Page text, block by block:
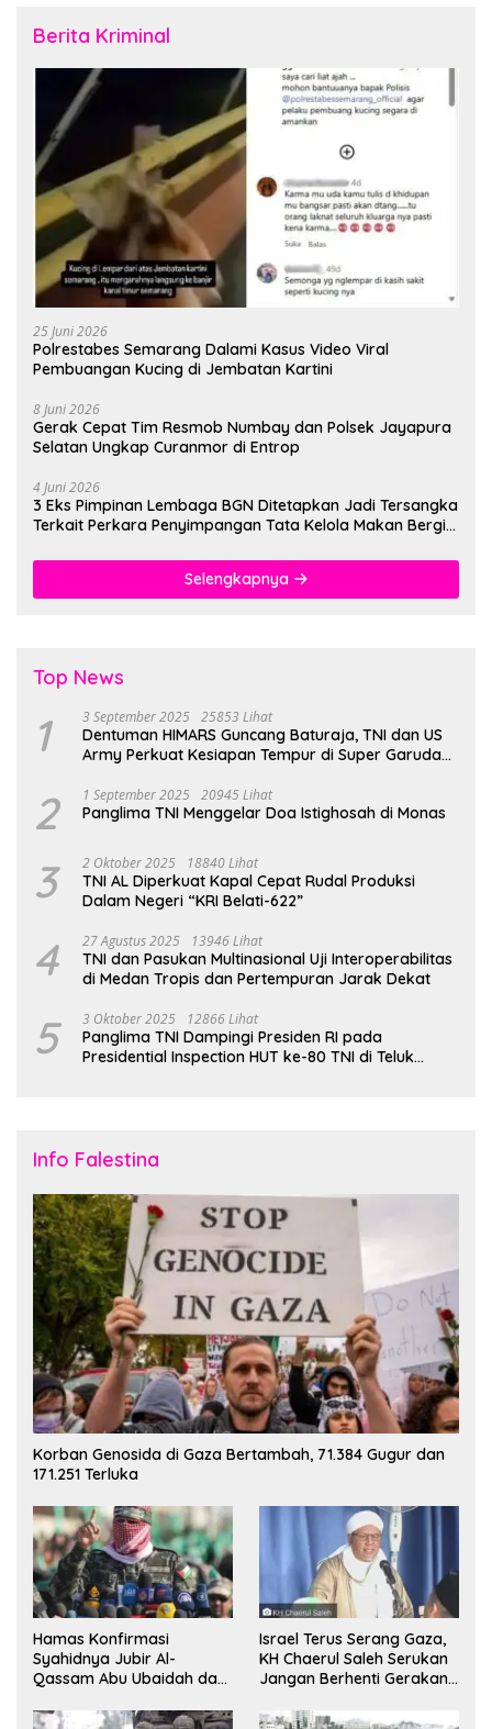
Berita Kriminal
25 Juni 2026
Polrestabes Semarang Dalami Kasus Video Viral
Pembuangan Kucing di Jembatan Kartini
8 Juni 2026
Gerak Cepat Tim Resmob Numbay dan Polsek Jayapura
Selatan Ungkap Curanmor di Entrop
4 Juni 2026
3 Eks Pimpinan Lembaga BGN Ditetapkan Jadi Tersangka
Terkait Perkara Penyimpangan Tata Kelola Makan Bergizi
Selengkapnya
Top News
1 3 September 2025 25853 Lihat
Dentuman HIMARS Guncang Baturaja, TNI dan US
Army Perkuat Kesiapan Tempur di Super Garuda
2 1 September 2025 20945 Lihat
Panglima TNI Menggelar Doa Istighosah di Monas
3 2 Oktober 2025 18840 Lihat
TNI AL Diperkuat Kapal Cepat Rudal Produksi
Dalam Negeri “KRI Belati-622”
4 27 Agustus 2025 13946 Lihat
TNI dan Pasukan Multinasional Uji Interoperabilitas
di Medan Tropis dan Pertempuran Jarak Dekat
5 3 Oktober 2025 12866 Lihat
Panglima TNI Dampingi Presiden RI pada
Presidential Inspection HUT ke-80 TNI di Teluk
Info Falestina
Korban Genosida di Gaza Bertambah, 71.384 Gugur dan
171.251 Terluka
Hamas Konfirmasi
Syahidnya Jubir Al-
Qassam Abu Ubaidah dan
Sinwar
Israel Terus Serang Gaza,
KH Chaerul Saleh Serukan
Jangan Berhenti Gerakan